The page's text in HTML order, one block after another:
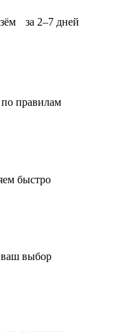
за 2–7 дней
правилам
быстро
ваш выбор